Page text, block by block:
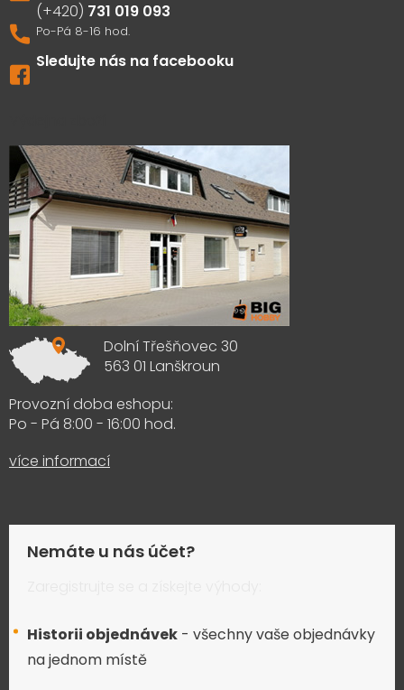
731 019 093
Sledujte nás na facebooku
Dolní Třešňovec 30
563 01 Lanškroun
Provozní doba eshopu:
Po - Pá 8:00 - 16:00 hod.
více informací
Nemáte u nás účet?
Historii objednávek - všechny vaše objednávky
na jednom místě